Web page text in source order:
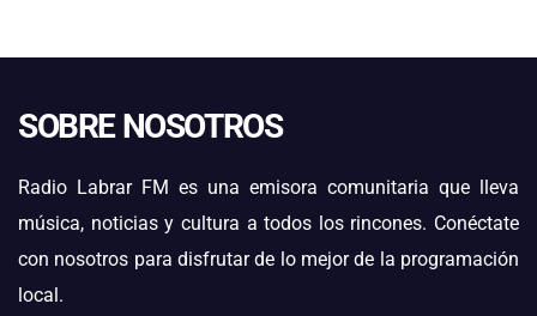
SOBRE NOSOTROS
Radio Labrar FM es una emisora comunitaria que lleva
música, noticias y cultura a todos los rincones. Conéctate
con nosotros para disfrutar de lo mejor de la programación
local.